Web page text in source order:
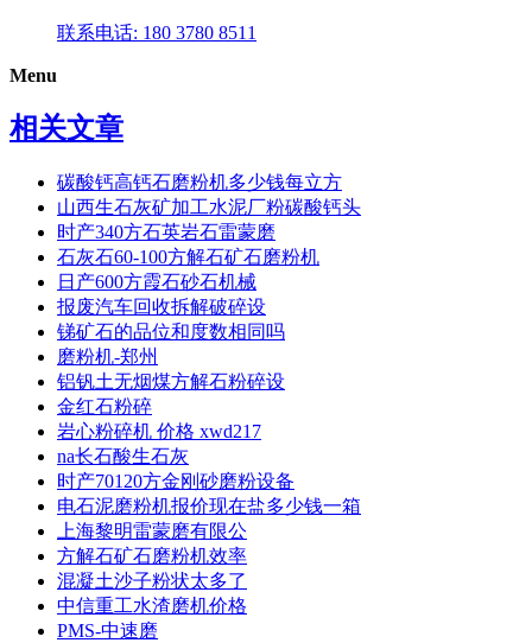
联系电话: 180 3780 8511
Menu
相关文章
碳酸钙高钙石磨粉机多少钱每立方
山西生石灰矿加工水泥厂粉碳酸钙头
时产340方石英岩石雷蒙磨
石灰石60-100方解石矿石磨粉机
日产600方霞石砂石机械
报废汽车回收拆解破碎设
锑矿石的品位和度数相同吗
磨粉机-郑州
铝钒土无烟煤方解石粉碎设
金红石粉碎
岩心粉碎机 价格 xwd217
na长石酸生石灰
时产70120方金刚砂磨粉设备
电石泥磨粉机报价现在盐多少钱一箱
上海黎明雷蒙磨有限公
方解石矿石磨粉机效率
混凝土沙子粉状太多了
中信重工水渣磨机价格
PMS-中速磨